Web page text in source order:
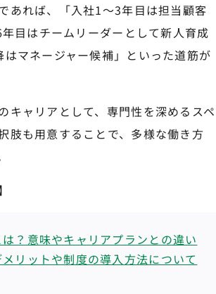
あれば、「入社1〜3年目は担当顧客
目はチームリーダーとして新人育成
マネージャー候補」といった道筋が
キャリアとして、専門性を深めるスペ
肢も用意することで、多様な働き方
？意味やキャリアプランとの違い
リットや制度の導入方法について